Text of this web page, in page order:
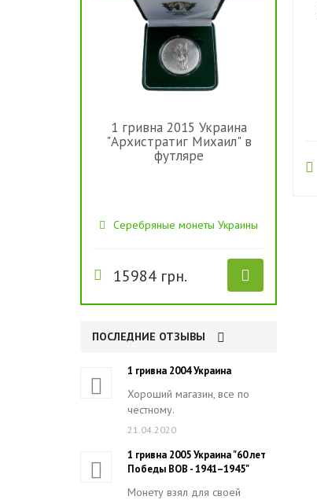
1 гривна 2015 Украина
"Архистратиг Михаил" в
футляре
Серебряные монеты Украины
15984 грн.
ПОСЛЕДНИЕ ОТЗЫВЫ
1 гривна 2004 Украина
Хороший магазин, все по
честному.
21.04.2020
1 гривна 2005 Украина "60 лет
Победы ВОВ - 1941–1945"
Монету взял для своей